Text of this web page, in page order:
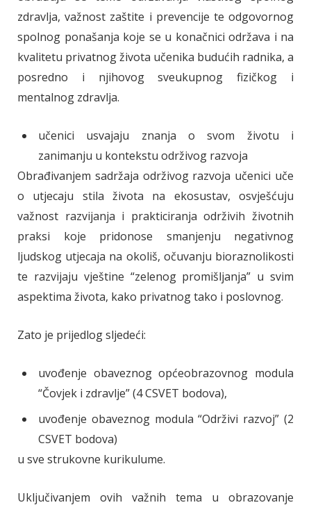
zdravlja, važnost zaštite i prevencije te odgovornog
spolnog ponašanja koje se u konačnici održava i na
kvalitetu privatnog života učenika budućih radnika, a
posredno i njihovog sveukupnog fizičkog i
mentalnog zdravlja.
učenici usvajaju znanja o svom životu i
zanimanju u kontekstu održivog razvoja
Obrađivanjem sadržaja održivog razvoja učenici uče
o utjecaju stila života na ekosustav, osvješćuju
važnost razvijanja i prakticiranja održivih životnih
praksi koje pridonose smanjenju negativnog
ljudskog utjecaja na okoliš, očuvanju bioraznolikosti
te razvijaju vještine “zelenog promišljanja” u svim
aspektima života, kako privatnog tako i poslovnog.
Zato je prijedlog sljedeći:
uvođenje obaveznog općeobrazovnog modula
“Čovjek i zdravlje” (4 CSVET bodova),
uvođenje obaveznog modula “Održivi razvoj” (2
CSVET bodova)
u sve strukovne kurikulume.
Uključivanjem ovih važnih tema u obrazovanje